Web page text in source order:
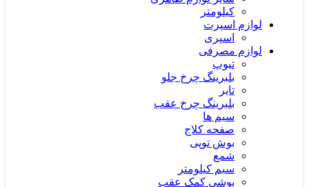
کیلومتر
لوازم اسپرت
اسپری
لوازم مصرفی
تیوپ
بلبرینگ چرخ جلو
تایر
بلبرینگ چرخ عقب
سیم ها
صفحه کلاج
بوش توپی
شمع
سیم کیلومتر
بوشی کمک عقب